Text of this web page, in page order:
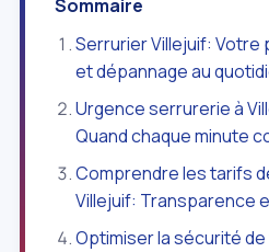
Sommaire
Serrurier Villejuif:
et dépannage au
Urgence serrurerie à
Quand chaque minute
Comprendre les tarifs
Villejuif: Transparence
Optimiser la sécurité